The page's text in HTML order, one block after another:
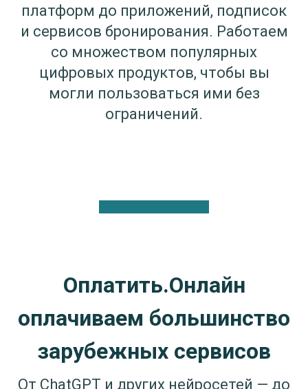
платформ до приложений, подписок
и сервисов бронирования. Работаем
со множеством популярных
цифровых продуктов, чтобы вы
могли пользоваться ими без
ограничений.
Оплатить.Онлайн
оплачиваем большинство
зарубежных сервисов
От ChatGPT и других нейросетей — до